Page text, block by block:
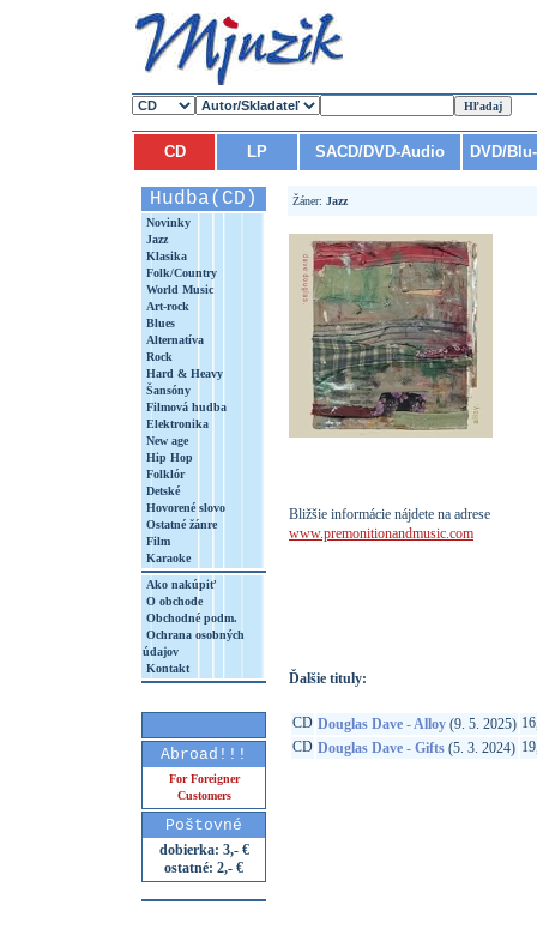
CD LP SACD/DVD-Audio DVD/
Hudba(CD)
Novinky
Jazz
Klasika
Folk/Country
World Music
Art-rock
Blues
Alternatíva
Rock
Hard & Heavy
Šansóny
Filmová hudba
Elektronika
New age
Hip Hop
Folklór
Detské
Hovorené slovo
Ostatné žánre
Film
Karaoke
Ako nakúpiť
O obchode
Obchodné podm.
Ochrana osobných
údajov
Kontakt
Abroad!!!
For Foreigner
Customers
Poštovné
dobierka: 3,- €
ostatné: 2,- €
Žáner: Jazz
Bližšie informácie nájdete na adrese
www.premonitionandmusic.com
Ďalšie tituly:
CD Douglas Dave - Alloy (9. 5. 2025)
CD Douglas Dave - Gifts (5. 3. 2024)